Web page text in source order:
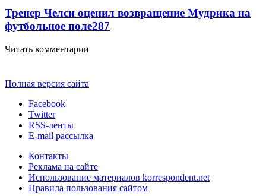
Тренер Челси оценил возвращение Мудрика на
футбольное поле287
Читать комментарии
Полная версия сайта
Facebook
Twitter
RSS-ленты
E-mail рассылка
Контакты
Реклама на сайте
Использование материалов korrespondent.net
Правила пользования сайтом